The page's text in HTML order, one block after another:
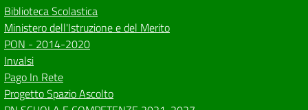
Biblioteca Scolastica
Ministero dell'Istruzione e del Merito
PON - 2014-2020
Invalsi
Pago In Rete
Progetto Spazio Ascolto